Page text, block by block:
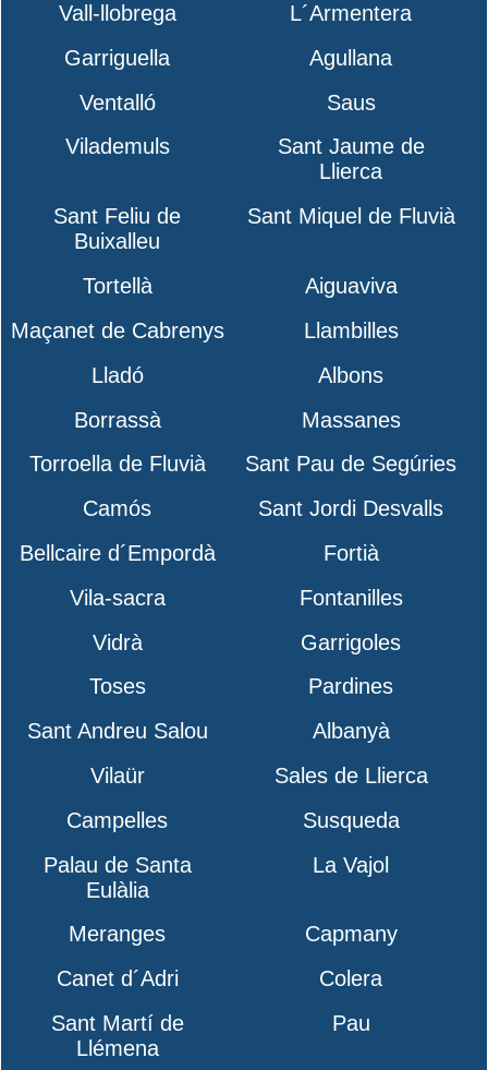
Vall-llobrega
L´Armentera
Garriguella
Agullana
Ventalló
Saus
Vilademuls
Sant Jaume de
Llierca
Sant Feliu de
Buixalleu
Sant Miquel de Fluvià
Tortellà
Aiguaviva
Maçanet de Cabrenys
Llambilles
Lladó
Albons
Borrassà
Massanes
Torroella de Fluvià
Sant Pau de Segúries
Camós
Sant Jordi Desvalls
Bellcaire d´Empordà
Fortià
Vila-sacra
Fontanilles
Vidrà
Garrigoles
Toses
Pardines
Sant Andreu Salou
Albanyà
Vilaür
Sales de Llierca
Campelles
Susqueda
Palau de Santa
Eulàlia
La Vajol
Meranges
Capmany
Canet d´Adri
Colera
Sant Martí de
Llémena
Pau